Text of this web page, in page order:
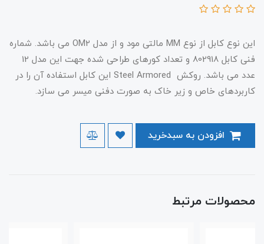
این نوع کابل از نوع MM مالتی مود و از مدل OM2 می باشد. شماره
فنی کابل 802918 و تعداد کورهای طراحی شده جهت این مدل 12
عدد می باشد. روکش Steel Armored این کابل استفاده آن را در
کاربردهای خاص و زیر خاک به صورت دفنی میسر می سازد.
محصولات مرتبط